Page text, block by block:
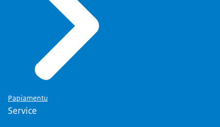
Papiamentu
Service